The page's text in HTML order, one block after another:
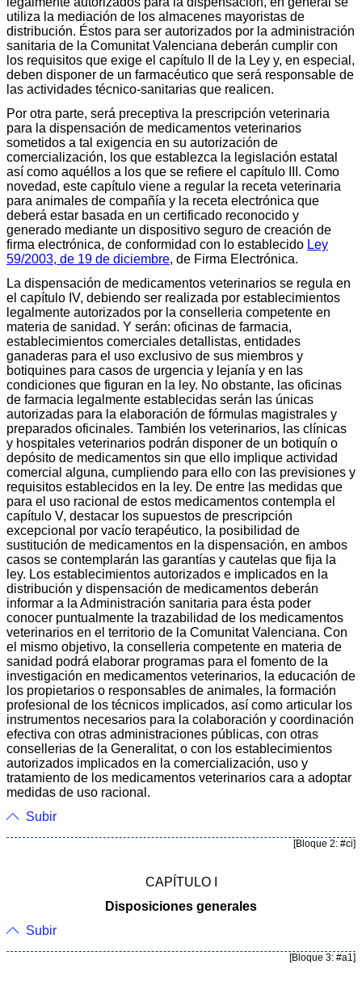
utiliza la mediación de los almacenes mayoristas de
distribución. Éstos para ser autorizados por la administración
sanitaria de la Comunitat Valenciana deberán cumplir con
los requisitos que exige el capítulo II de la Ley y, en especial,
deben disponer de un farmacéutico que será responsable de
las actividades técnico-sanitarias que realicen.
Por otra parte, será preceptiva la prescripción veterinaria
para la dispensación de medicamentos veterinarios
sometidos a tal exigencia en su autorización de
comercialización, los que establezca la legislación estatal
así como aquéllos a los que se refiere el capítulo III. Como
novedad, este capítulo viene a regular la receta veterinaria
para animales de compañía y la receta electrónica que
deberá estar basada en un certificado reconocido y
generado mediante un dispositivo seguro de creación de
firma electrónica, de conformidad con lo establecido Ley
59/2003, de 19 de diciembre, de Firma Electrónica.
La dispensación de medicamentos veterinarios se regula en
el capítulo IV, debiendo ser realizada por establecimientos
legalmente autorizados por la conselleria competente en
materia de sanidad. Y serán: oficinas de farmacia,
establecimientos comerciales detallistas, entidades
ganaderas para el uso exclusivo de sus miembros y
botiquines para casos de urgencia y lejanía y en las
condiciones que figuran en la ley. No obstante, las oficinas
de farmacia legalmente establecidas serán las únicas
autorizadas para la elaboración de fórmulas magistrales y
preparados oficinales. También los veterinarios, las clínicas
y hospitales veterinarios podrán disponer de un botiquín o
depósito de medicamentos sin que ello implique actividad
comercial alguna, cumpliendo para ello con las previsiones y
requisitos establecidos en la ley. De entre las medidas que
para el uso racional de estos medicamentos contempla el
capítulo V, destacar los supuestos de prescripción
excepcional por vacío terapéutico, la posibilidad de
sustitución de medicamentos en la dispensación, en ambos
casos se contemplarán las garantías y cautelas que fija la
ley. Los establecimientos autorizados e implicados en la
distribución y dispensación de medicamentos deberán
informar a la Administración sanitaria para ésta poder
conocer puntualmente la trazabilidad de los medicamentos
veterinarios en el territorio de la Comunitat Valenciana. Con
el mismo objetivo, la conselleria competente en materia de
sanidad podrá elaborar programas para el fomento de la
investigación en medicamentos veterinarios, la educación de
los propietarios o responsables de animales, la formación
profesional de los técnicos implicados, así como articular los
instrumentos necesarios para la colaboración y coordinación
efectiva con otras administraciones públicas, con otras
consellerias de la Generalitat, o con los establecimientos
autorizados implicados en la comercialización, uso y
tratamiento de los medicamentos veterinarios cara a adoptar
medidas de uso racional.
Subir
[Bloque 2: #ci]
CAPÍTULO I
Disposiciones generales
Subir
[Bloque 3: #a1]